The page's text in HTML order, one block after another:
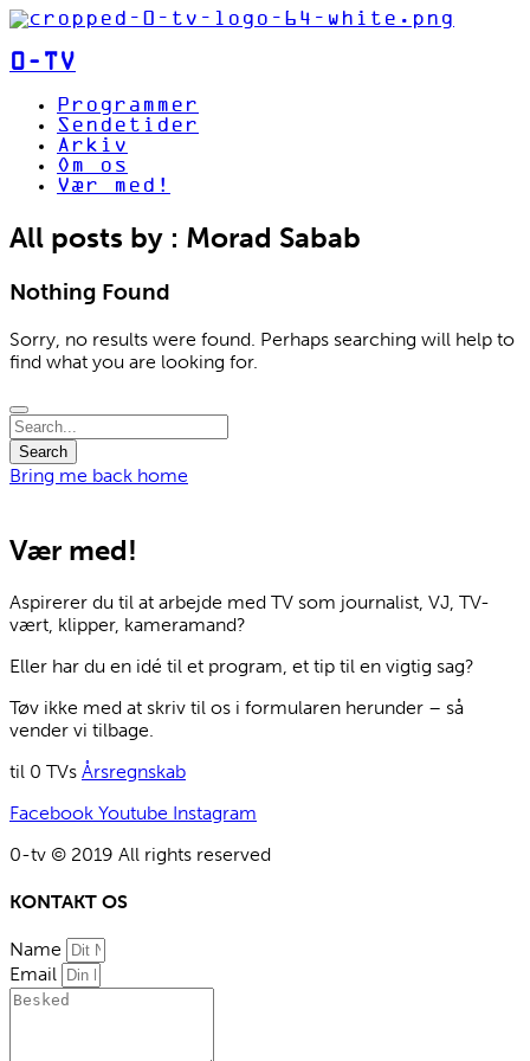
0-TV
Programmer
Sendetider
Arkiv
Om os
Vær med!
All posts by : Morad Sabab
Nothing Found
Sorry, no results were found. Perhaps searching will help to
find what you are looking for.
Bring me back home
Vær med!
Aspirerer du til at arbejde med TV som journalist, VJ, TV-
vært, klipper, kameramand?
Eller har du en idé til et program, et tip til en vigtig sag?
Tøv ikke med at skriv til os i formularen herunder – så
vender vi tilbage.
til 0 TVs Årsregnskab
Facebook Youtube Instagram
0-tv © 2019 All rights reserved​
KONTAKT OS
Name
Email